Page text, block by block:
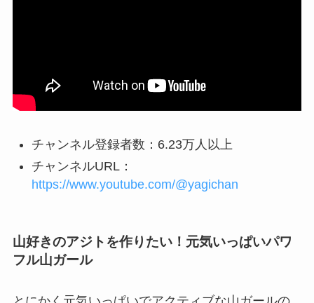
チャンネル登録者数：6.23万人以上
チャンネルURL：
https://www.youtube.com/@yagichan
山好きのアジトを作りたい！元気いっぱいパワ
フル山ガール